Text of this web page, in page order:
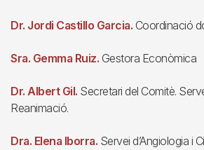
Dr. Jordi Castillo Garcia. Coordinació
Sra. Gemma Ruiz. Gestora Econòmica
Dr. Albert Gil. Secretari del Comitè.
Reanimació.
Dra. Elena Iborra. Servei d’Angiologia i